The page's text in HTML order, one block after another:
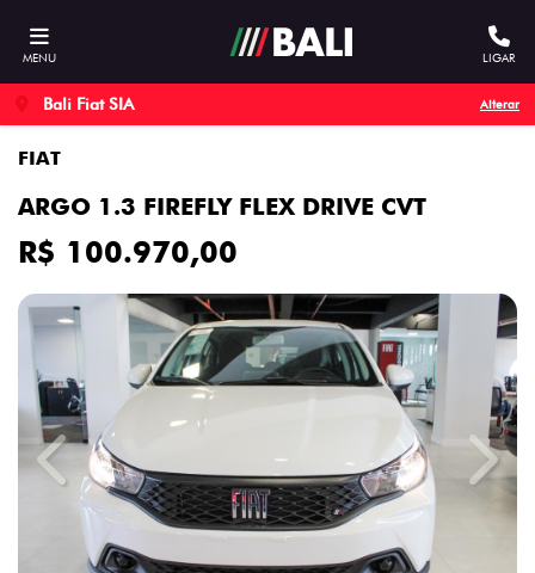
MENU LIGAR
Bali Fiat SIA Alterar
FIAT
ARGO 1.3 FIREFLY FLEX DRIVE CVT
R$ 100.970,00
Previous Next